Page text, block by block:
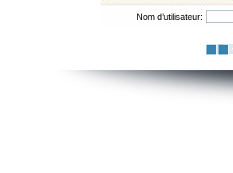
Nom d’utilisateur: